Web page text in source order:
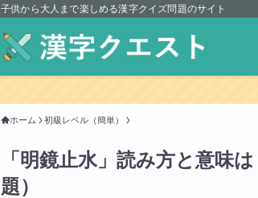
子供から大人まで楽しめる漢字クイズ問題のサイト
ホーム 初級レベル（簡単）
「明鏡止水」読み方と意味
題）